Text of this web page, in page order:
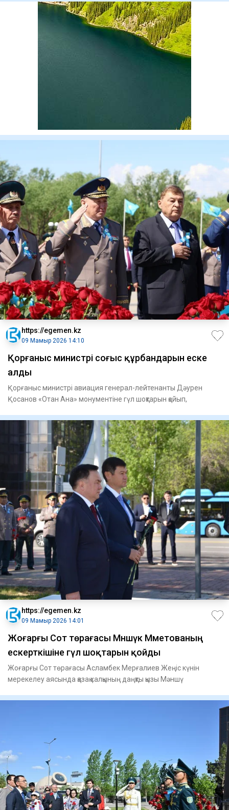
https://egemen.kz
09 Мамыр 2026 14:10
Қорғаныс министрі соғыс құрбандарын еске
алды
Қорғаныс министрі авиация генерал-лейтенанты Дәурен
Қосанов «Отан Ана» монументіне гүл шоқтарын қойып,
https://egemen.kz
09 Мамыр 2026 14:01
Жоғарғы Сот төрағасы Мәншүк Мәметованың
ескерткішіне гүл шоқтарын қойды
Жоғарғы Сот төрағасы Асламбек Мерғалиев Жеңіс күнін
мерекелеу аясында қазақ халқының даңқты қызы Мәншү